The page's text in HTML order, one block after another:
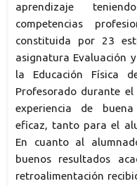
aprendizaje
competencias
constituida por 23
asignatura Evaluación
la Educación Física
Profesorado durante
experiencia de
eficaz, tanto para el
En cuanto al
buenos resultados
retroalimentación